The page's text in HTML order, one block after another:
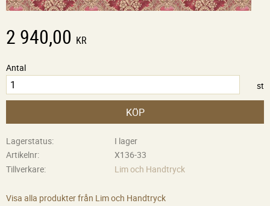
2 940,00 KR
Antal
st
KÖP
Lagerstatus
I lager
Artikelnr
X136-33
Tillverkare
Lim och Handtryck
Visa alla produkter från Lim och Handtryck